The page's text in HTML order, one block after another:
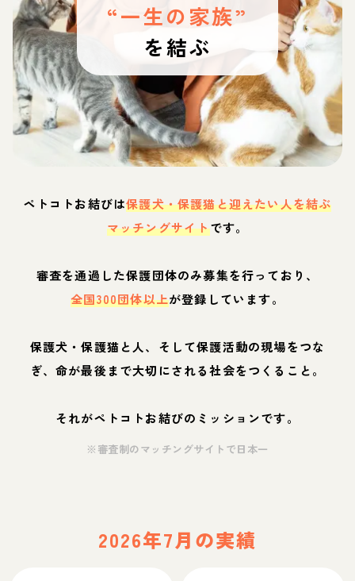
“一生の家族”
を結ぶ
ペトコトお結びは保護犬・保護猫と迎えたい人を結ぶ
マッチングサイトです。
審査を通過した保護団体のみ募集を行っており、
全国300団体以上が登録しています。
保護犬・保護猫と人、そして保護活動の現場をつな
ぎ、命が最後まで大切にされる社会をつくること。
それがペトコトお結びのミッションです。
※審査制のマッチングサイトで日本一
2026年7月の実績